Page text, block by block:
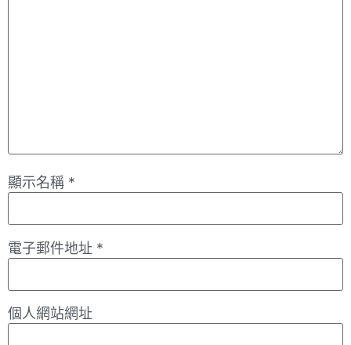
顯示名稱 *
電子郵件地址 *
個人網站網址